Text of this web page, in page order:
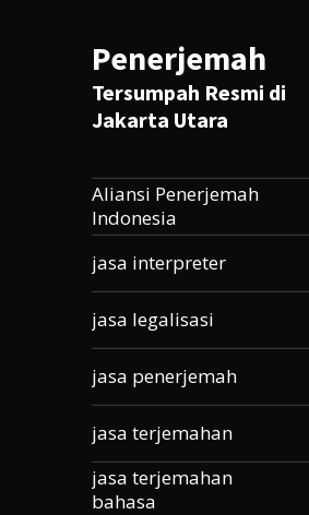
Penerjemah
Tersumpah Resmi di
Jakarta Utara
Aliansi Penerjemah
Indonesia
jasa interpreter
jasa legalisasi
jasa penerjemah
jasa terjemahan
jasa terjemahan
bahasa